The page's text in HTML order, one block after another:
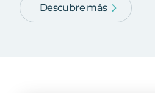
Descubre más